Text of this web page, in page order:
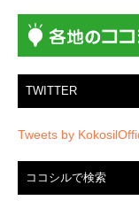
ン
TWITTER
Tweets by
ココシルで検索